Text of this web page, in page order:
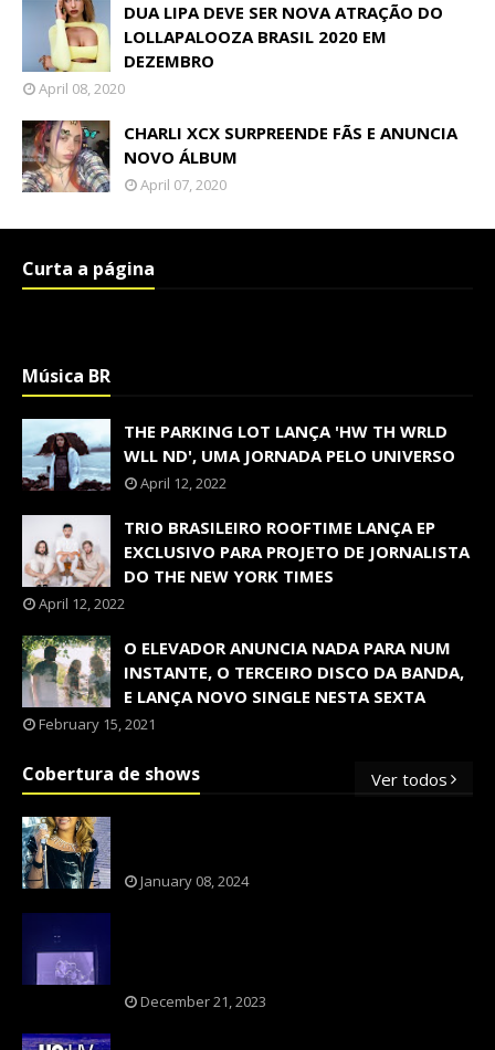
DUA LIPA DEVE SER NOVA ATRAÇÃO DO
LOLLAPALOOZA BRASIL 2020 EM
DEZEMBRO
April 08, 2020
CHARLI XCX SURPREENDE FÃS E ANUNCIA
NOVO ÁLBUM
April 07, 2020
Curta a página
Música BR
THE PARKING LOT LANÇA 'HW TH WRLD
WLL ND', UMA JORNADA PELO UNIVERSO
April 12, 2022
TRIO BRASILEIRO ROOFTIME LANÇA EP
EXCLUSIVO PARA PROJETO DE JORNALISTA
DO THE NEW YORK TIMES
April 12, 2022
O ELEVADOR ANUNCIA NADA PARA NUM
INSTANTE, O TERCEIRO DISCO DA BANDA,
E LANÇA NOVO SINGLE NESTA SEXTA
February 15, 2021
Cobertura de shows Ver todos
January 08, 2024
December 21, 2023